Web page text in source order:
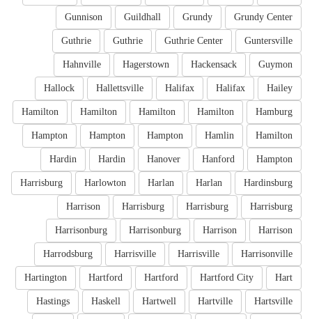
Grundy Center
Grundy
Guildhall
Gunnison
Guntersville
Guthrie Center
Guthrie
Guthrie
Guymon
Hackensack
Hagerstown
Hahnville
Hailey
Halifax
Halifax
Hallettsville
Hallock
Hamburg
Hamilton
Hamilton
Hamilton
Hamilton
Hamilton
Hamlin
Hampton
Hampton
Hampton
Hampton
Hanford
Hanover
Hardin
Hardin
Hardinsburg
Harlan
Harlan
Harlowton
Harrisburg
Harrisburg
Harrisburg
Harrisburg
Harrison
Harrison
Harrison
Harrisonburg
Harrisonburg
Harrisonville
Harrisville
Harrisville
Harrodsburg
Hart
Hartford City
Hartford
Hartford
Hartington
Hartsville
Hartville
Hartwell
Haskell
Hastings